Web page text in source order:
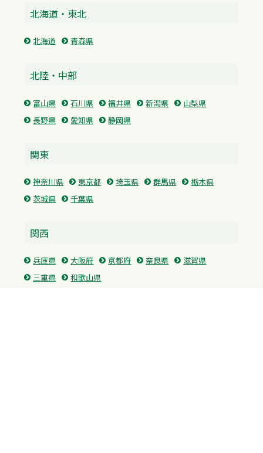
北海道・東北
北海道 青森県
北陸・中部
富山県 石川県 福井県 新潟県
山梨県
長野県
愛知県 静岡県
関東
神奈川県 東京都 埼玉県 群馬県
栃木県
茨城県
千葉県
関西
兵庫県 大阪府 京都府 奈良県
滋賀県
三重県
和歌山県